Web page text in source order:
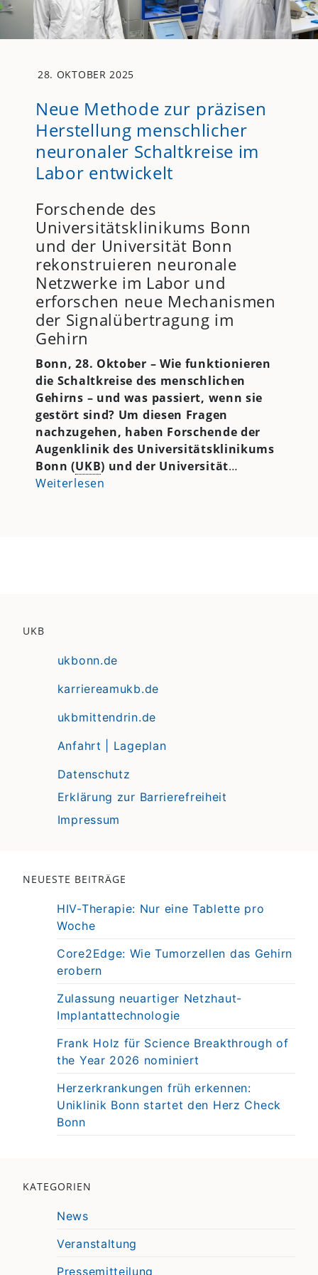
28. OKTOBER 2025
Neue Methode zur präzisen
Herstellung menschlicher
neuronaler Schaltkreise im
Labor entwickelt
Forschende des
Universitätsklinikums Bonn
und der Universität Bonn
rekonstruieren neuronale
Netzwerke im Labor und
erforschen neue Mechanismen
der Signalübertragung im
Gehirn
Bonn, 28. Oktober – Wie funktionieren
die Schaltkreise des menschlichen
Gehirns – und was passiert, wenn sie
gestört sind? Um diesen Fragen
nachzugehen, haben Forschende der
Augenklinik des Universitätsklinikums
Bonn (UKB) und der Universität…
Weiterlesen
UKB
ukbonn.de
karriereamukb.de
ukbmittendrin.de
Anfahrt | Lageplan
Datenschutz
Erklärung zur Barrierefreiheit
Impressum
NEUESTE BEITRÄGE
HIV-Therapie: Nur eine Tablette pro
Woche
Core2Edge: Wie Tumorzellen das Gehirn
erobern
Zulassung neuartiger Netzhaut-
Implantattechnologie
Frank Holz für Science Breakthrough of
the Year 2026 nominiert
Herzerkrankungen früh erkennen:
Uniklinik Bonn startet den Herz Check
Bonn
KATEGORIEN
News
Veranstaltung
Pressemitteilung